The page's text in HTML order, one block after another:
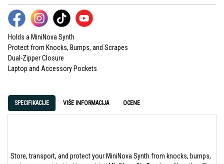
Holds a MiniNova Synth
Protect from Knocks, Bumps, and Scrapes
Dual-Zipper Closure
Laptop and Accessory Pockets
SPECIFIKACIJE VIŠE INFORMACIJA OCENE
Store, transport, and protect your MiniNova Synth from knocks, bumps,